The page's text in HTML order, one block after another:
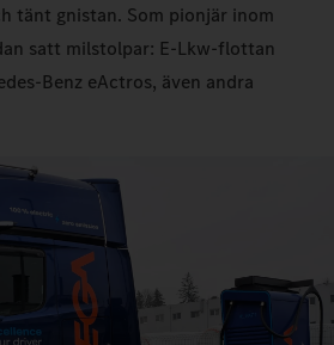
tänt gnistan. Som pionjär inom
satt milstolpar: E-Lkw-flottan
eActros, även andra